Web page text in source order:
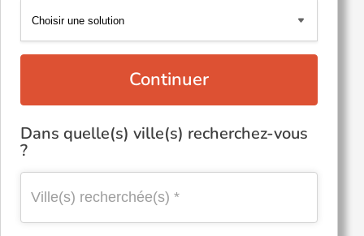
Continuer
Dans quelle(s) ville(s) recherchez-vous
?